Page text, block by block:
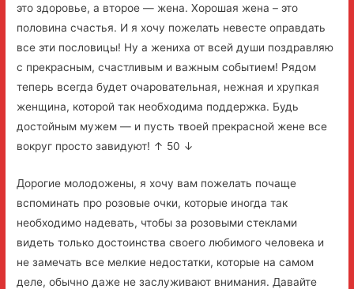
это здоровье, а второе — жена. Хорошая жена – это
половина счастья. И я хочу пожелать невесте оправдать
все эти пословицы! Ну а жениха от всей души поздравляю
с прекрасным, счастливым и важным событием! Рядом
теперь всегда будет очаровательная, нежная и хрупкая
женщина, которой так необходима поддержка. Будь
достойным мужем — и пусть твоей прекрасной жене все
вокруг просто завидуют! ↑ 50 ↓
Дорогие молодожены, я хочу вам пожелать почаще
вспоминать про розовые очки, которые иногда так
необходимо надевать, чтобы за розовыми стеклами
видеть только достоинства своего любимого человека и
не замечать все мелкие недостатки, которые на самом
деле, обычно даже не заслуживают внимания. Давайте